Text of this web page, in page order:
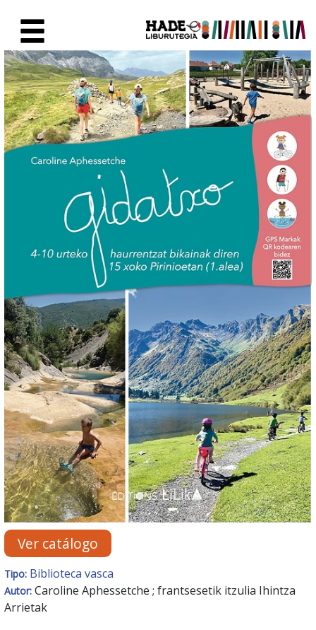
Ficha de Novedades -
Ver catálogo
Tipo: Biblioteca vasca
Autor: Caroline Aphessetche ; frantsesetik itzulia Ihintza
Arrietak